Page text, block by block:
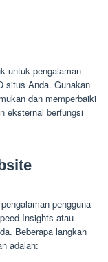
untuk pengalaman
situs Anda. Gunakan
dan memperbaiki
eksternal berfungsi
pengguna
Insights atau
Beberapa langkah
adalah: